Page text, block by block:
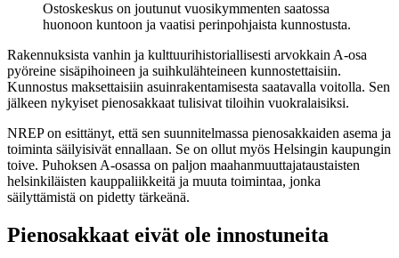
Ostoskeskus on joutunut vuosikymmenten saatossa
huonoon kuntoon ja vaatisi perinpohjaista kunnostusta.
Rakennuksista vanhin ja kulttuurihistoriallisesti arvokkain A-osa
pyöreine sisäpihoineen ja suihkulähteineen kunnostettaisiin.
Kunnostus maksettaisiin asuinrakentamisesta saatavalla voitolla. Sen
jälkeen nykyiset pienosakkaat tulisivat tiloihin vuokralaisiksi.
NREP on esittänyt, että sen suunnitelmassa pienosakkaiden asema ja
toiminta säilyisivät ennallaan. Se on ollut myös Helsingin kaupungin
toive. Puhoksen A-osassa on paljon maahanmuuttajataustaisten
helsinkiläisten kauppaliikkeitä ja muuta toimintaa, jonka
säilyttämistä on pidetty tärkeänä.
Pienosakkaat eivät ole innostuneita